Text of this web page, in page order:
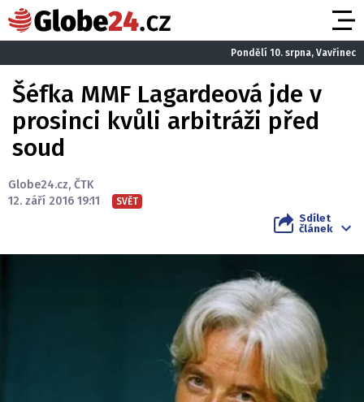
Pondělí 10. srpna, Vavřinec
Šéfka MMF Lagardeová jde v
prosinci kvůli arbitráži před
soud
Globe24.cz, ČTK
12. září 2016 19:11
SVĚT
Sdílet
článek